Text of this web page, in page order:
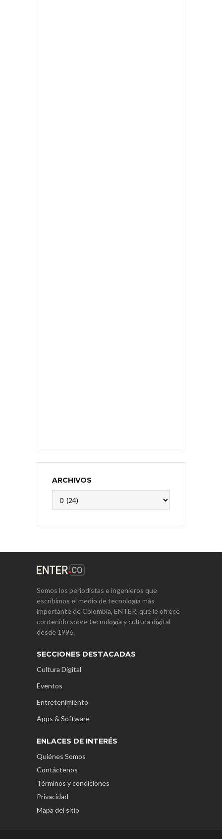
ARCHIVOS
Somos los periodistas e ingenieros que
escribimos el medio de tecnología más
importante de Colombia, ENTER, que le ofrece
contenido sobre tecnología y cultura digital
desde 1996.
SECCIONES DESTACADAS
Cultura Digital
Eventos
Entretenimiento
Apps & Software
ENLACES DE INTERÉS
Quiénes Somos
Contáctenos
Términos y condiciones
Privacidad
Mapa del sitio